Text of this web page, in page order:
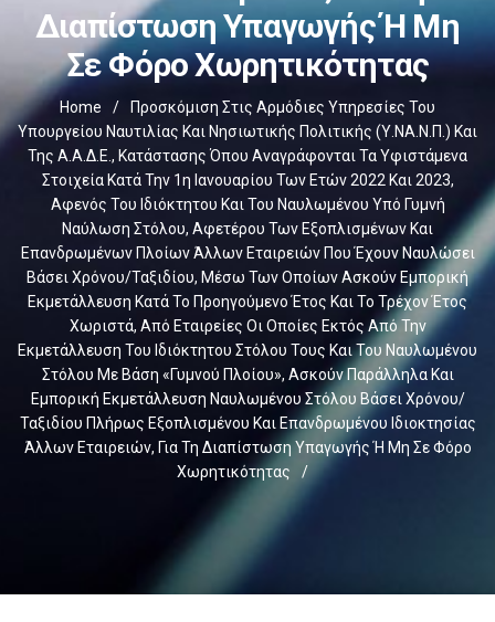
Διαπίστωση Υπαγωγής Ή Μη
Σε Φόρο Χωρητικότητας
Home /
Προσκόμιση Στις Αρμόδιες Υπηρεσίες Του
Υπουργείου Ναυτιλίας Και Νησιωτικής Πολιτικής (Υ.ΝΑ.Ν.Π.) Και
Της Α.Α.Δ.Ε., Κατάστασης Όπου Αναγράφονται Τα Υφιστάμενα
Στοιχεία Κατά Την 1η Ιανουαρίου Των Ετών 2022 Και 2023,
Αφενός Του Ιδιόκτητου Και Του Ναυλωμένου Υπό Γυμνή
Ναύλωση Στόλου, Αφετέρου Των Εξοπλισμένων Και
Επανδρωμένων Πλοίων Άλλων Εταιρειών Που Έχουν Ναυλώσει
Βάσει Χρόνου/ταξιδίου, Μέσω Των Οποίων Ασκούν Εμπορική
Εκμετάλλευση Κατά Το Προηγούμενο Έτος Και Το Τρέχον Έτος
Χωριστά, Από Εταιρείες Οι Οποίες Εκτός Από Την
Εκμετάλλευση Του Ιδιόκτητου Στόλου Τους Και Του Ναυλωμένου
Στόλου Με Βάση «γυμνού Πλοίου», Ασκούν Παράλληλα Και
Εμπορική Εκμετάλλευση Ναυλωμένου Στόλου Βάσει Χρόνου/
Ταξιδίου Πλήρως Εξοπλισμένου Και Επανδρωμένου Ιδιοκτησίας
Άλλων Εταιρειών, Για Τη Διαπίστωση Υπαγωγής Ή Μη Σε Φόρο
Χωρητικότητας
/